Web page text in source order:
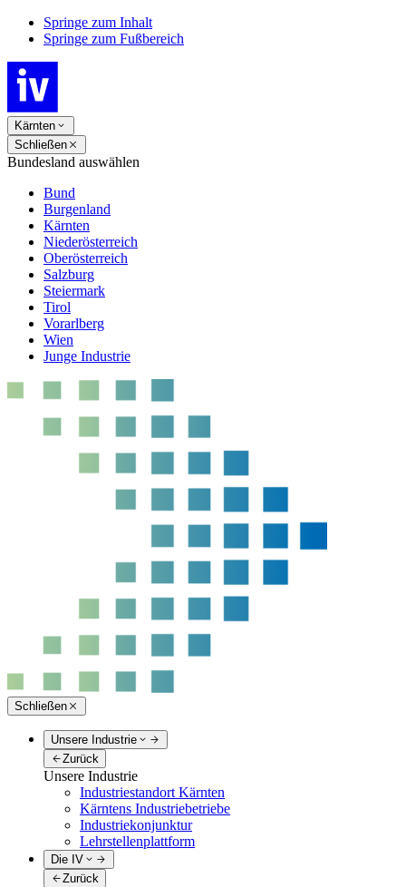
Springe zum Inhalt
Springe zum Fußbereich
Kärnten
Schließen
Bundesland auswählen
Bund
Burgenland
Kärnten
Niederösterreich
Oberösterreich
Salzburg
Steiermark
Tirol
Vorarlberg
Wien
Junge Industrie
Schließen
Unsere Industrie
Zurück
Unsere Industrie
Industriestandort Kärnten
Kärntens Industriebetriebe
Industriekonjunktur
Lehrstellenplattform
Die IV
Zurück